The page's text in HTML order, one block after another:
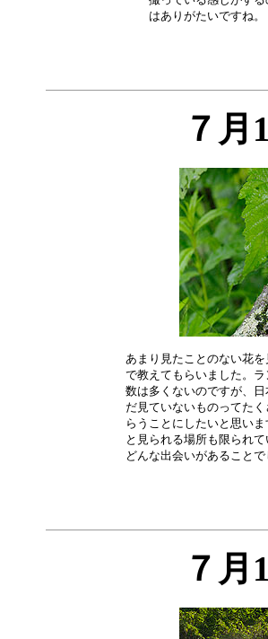
７月
あまり見たことのない花
で教えてもらいました。
数は多くないのですが、
だ見ていないものってた
らうことにしたいと思い
と見られる場所も限られ
７月